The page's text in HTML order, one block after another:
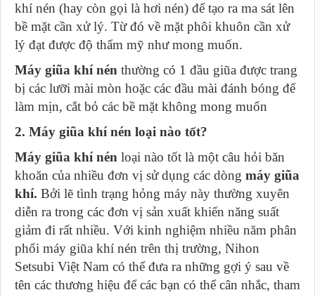
khí nén (hay còn gọi là hơi nén) để tạo ra ma sát lên
bề mặt cần xử lý. Từ đó về mặt phôi khuôn cần xử
lý đạt được độ thẩm mỹ như mong muốn.
Máy giũa khí nén thường có 1 đầu giũa được trang
bị các lưỡi mài mòn hoặc các đầu mài đánh bóng để
làm mịn, cắt bỏ các bề mặt không mong muốn
2. Máy giũa khí nén loại nào tốt?
Máy giũa khí nén loại nào tốt là một câu hỏi băn
khoăn của nhiều đơn vị sử dụng các dòng máy giũa
khí. Bởi lẽ tình trạng hỏng máy này thường xuyên
diễn ra trong các đơn vị sản xuất khiến năng suất
giảm đi rất nhiều. Với kinh nghiệm nhiều năm phân
phối máy giũa khí nén trên thị trường, Nihon
Setsubi Việt Nam có thể đưa ra những gợi ý sau về
tên các thương hiệu để các bạn có thể cân nhắc, tham